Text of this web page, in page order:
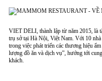
VIET DELI, thành lập từ năm 2015, là
trụ sở tại Hà Nội, Việt Nam. Với 10
trong việc phát triển các thương hiệu
lượng đồ ăn và dịch vụ”, hướng tới
khách.